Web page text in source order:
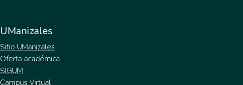
UManizales
Sitio UManizales
Oferta académica
SIGUM
Campus Virtual